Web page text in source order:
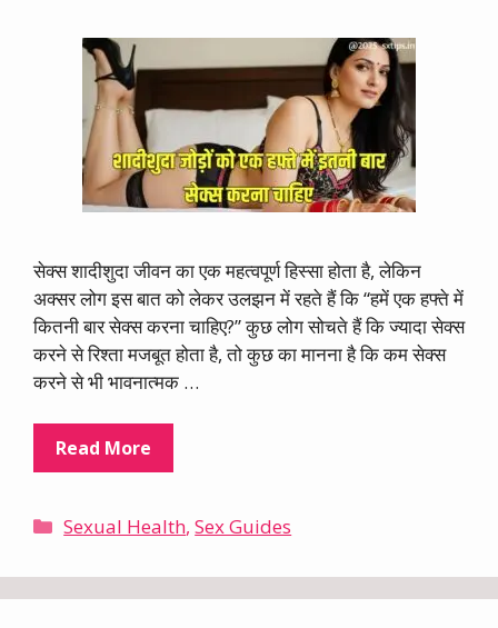
सेक्स शादीशुदा जीवन का एक महत्वपूर्ण हिस्सा होता है, लेकिन
अक्सर लोग इस बात को लेकर उलझन में रहते हैं कि “हमें एक हफ्ते में
कितनी बार सेक्स करना चाहिए?” कुछ लोग सोचते हैं कि ज्यादा सेक्स
करने से रिश्ता मजबूत होता है, तो कुछ का मानना है कि कम सेक्स
करने से भी भावनात्मक …
Read More
Categories
Sexual Health,Sex Guides